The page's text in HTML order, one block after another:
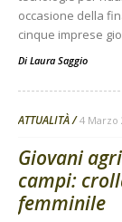
occasione della
cinque imprese
Di Laura Saggio
ATTUALITÀ 4 Marzo
Giovani
campi:
femminile